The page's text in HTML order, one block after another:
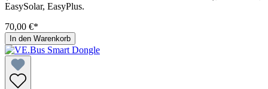
EasySolar, EasyPlus.
70,00 €*
In den Warenkorb